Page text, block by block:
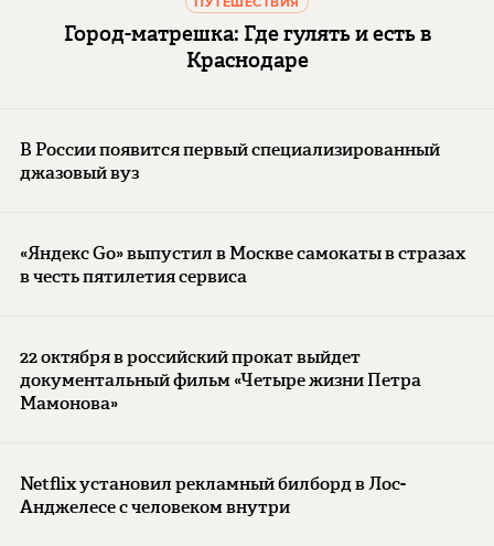
Город-матрешка: Где гулять и есть в
Краснодаре
В России появится первый специализированный
джазовый вуз
«Яндекс Go» выпустил в Москве самокаты в стразах
в честь пятилетия сервиса
22 октября в российский прокат выйдет
документальный фильм «Четыре жизни Петра
Мамонова»
Netflix установил рекламный билборд в Лос-
Анджелесе с человеком внутри